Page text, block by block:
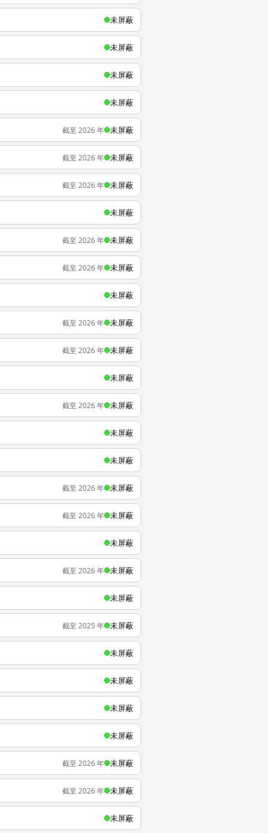
未屏蔽
未屏蔽
未屏蔽
未屏蔽
截至 2026 年 未屏蔽
截至 2026 年 未屏蔽
截至 2026 年 未屏蔽
未屏蔽
截至 2026 年 未屏蔽
截至 2026 年 未屏蔽
未屏蔽
截至 2026 年 未屏蔽
截至 2026 年 未屏蔽
未屏蔽
截至 2026 年 未屏蔽
未屏蔽
未屏蔽
截至 2026 年 未屏蔽
截至 2026 年 未屏蔽
未屏蔽
截至 2026 年 未屏蔽
未屏蔽
截至 2025 年 未屏蔽
未屏蔽
未屏蔽
未屏蔽
未屏蔽
截至 2026 年 未屏蔽
截至 2026 年 未屏蔽
未屏蔽